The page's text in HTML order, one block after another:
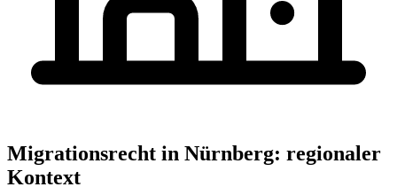
Migrationsrecht in Nürnberg: regionaler
Kontext